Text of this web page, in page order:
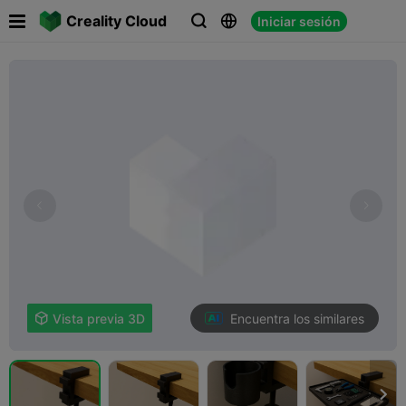
Creality Cloud   Iniciar sesión
 Vista previa 3D Encuentra los similares
